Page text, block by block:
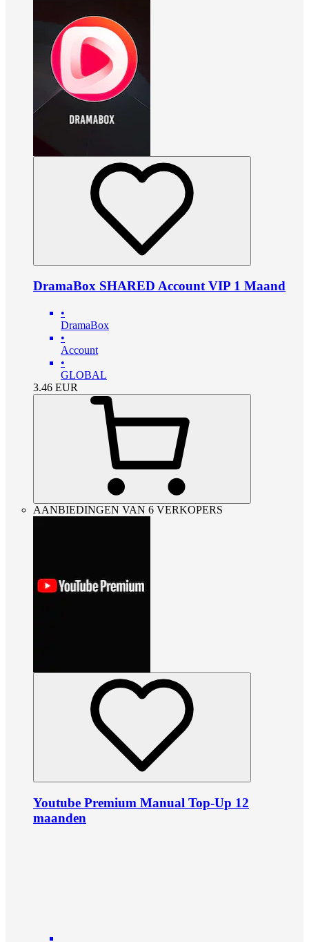
DramaBox SHARED Account VIP 1 Maand
•
DramaBox
•
Account
•
GLOBAL
3.46 EUR
AANBIEDINGEN VAN 6 VERKOPERS
Youtube Premium Manual Top-Up 12
maanden